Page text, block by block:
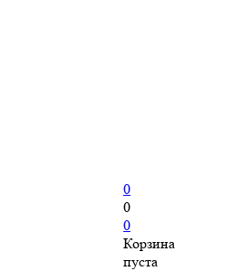
0
0
0
Корзина
пуста